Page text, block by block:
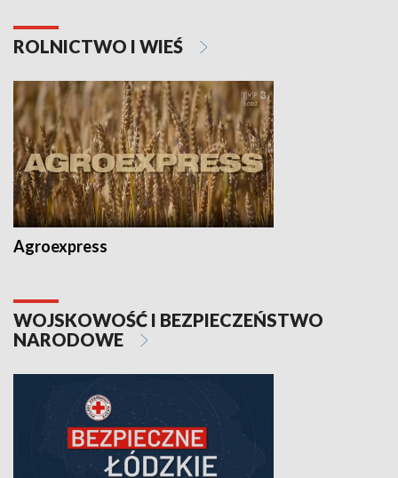
ROLNICTWO I WIEŚ
Agroexpress
WOJSKOWOŚĆ I BEZPIECZEŃSTWO
NARODOWE